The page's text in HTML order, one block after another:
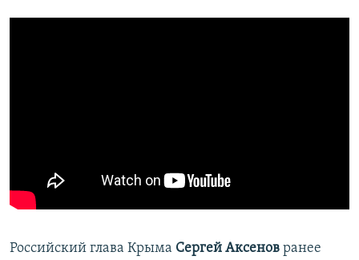
Российский глава Крыма Сергей Аксенов ранее